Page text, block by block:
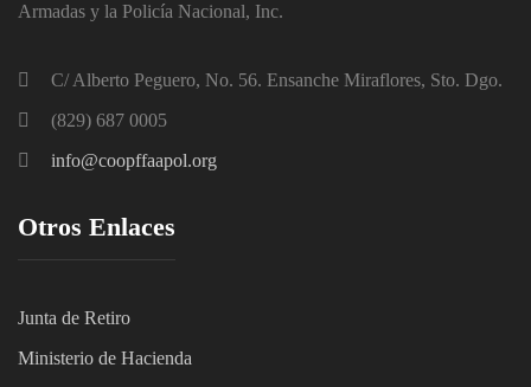
Armadas y la Policía Nacional, Inc.
C/ Alberto Peguero, No. 56. Ensanche Miraflores, Sto. Dgo.
(829) 687 0005
info@coopffaapol.org
Otros Enlaces
Junta de Retiro
Ministerio de Hacienda